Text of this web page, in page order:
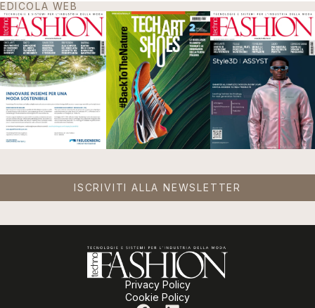
EDICOLA WEB
ISCRIVITI ALLA NEWSLETTER
Privacy Policy
Cookie Policy